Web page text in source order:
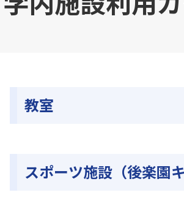
教室
スポーツ施設（後楽園